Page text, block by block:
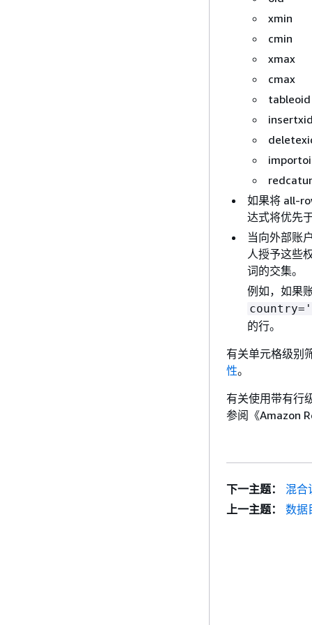
xmin
cmin
xmax
cmax
tableoid
如果将 all-
达式将优先
当向外部账
人授予这些
词的交集。
例如，如果
的行。
有关单元格级别
性。
有关使用带有行
参阅《Amazon
下一主题：
混合
上一主题：
数据